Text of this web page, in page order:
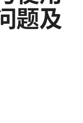
题及